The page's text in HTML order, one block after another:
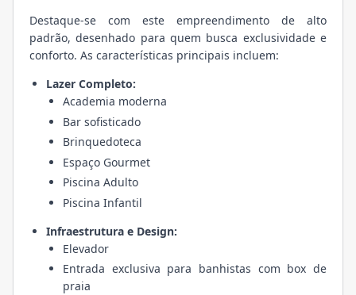
Destaque-se com este empreendimento de alto
padrão, desenhado para quem busca exclusividade e
conforto. As características principais incluem:
Lazer Completo:
Academia moderna
Bar sofisticado
Brinquedoteca
Espaço Gourmet
Piscina Adulto
Piscina Infantil
Infraestrutura e Design:
Elevador
Entrada exclusiva para banhistas com box de
praia